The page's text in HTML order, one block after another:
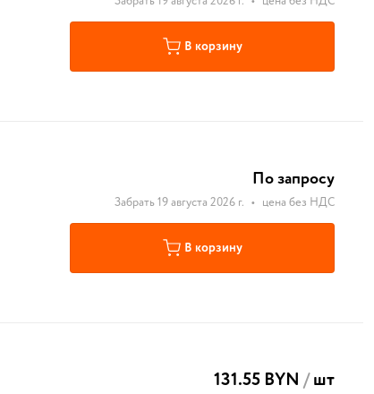
В корзину
По запросу
Забрать 19 августа 2026 г. • цена без НДС
В корзину
131.55 BYN /шт